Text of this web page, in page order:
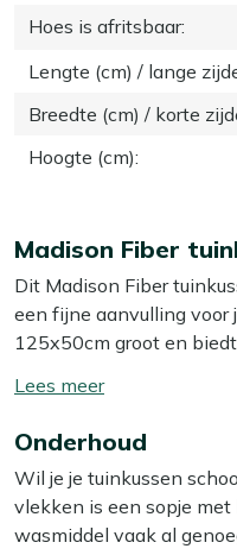
Hoes is afritsbaar:
Lengte (cm) / lange
Breedte (cm) / korte
Hoogte (cm):
Madison Fiber
Dit Madison Fiber
een fijne aanvulling voor
125x50cm groot en
een boek leest of geniet
dat extra beetje
eenvoudig vastmaken
plek blijft zitten. Een
van comfort en gemak in
Toon/verberg
meer
Onderhoud
Wil je je tuinkussen
vlekken is een sopje
wasmiddel vaak al